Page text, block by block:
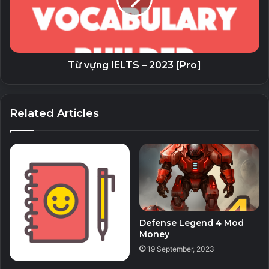
Từ vựng IELTS – 2023 [Pro]
Related Articles
Defense Legend 4 Mod
Money
19 September, 2023